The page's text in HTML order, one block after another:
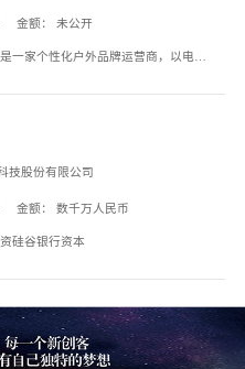
金额： 未公开
营商，以电子商务为主要载体，主要从事户外产品的设计、生产、销售业务，产品包含冲锋衣、户外鞋、户外背包等。
技股份有限公司
金额： 数千万人民币
硅谷银行资本